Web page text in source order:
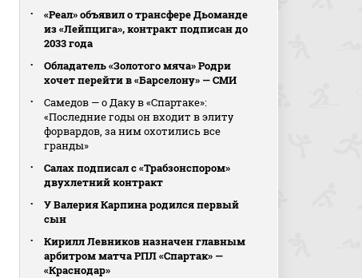
«Реал» объявил о трансфере Дьоманде
из «Лейпцига», контракт подписан до
2033 года
Обладатель «Золотого мяча» Родри
хочет перейти в «Барселону» — СМИ
Самедов — о Даку в «Спартаке»:
«Последние годы он входит в элиту
форвардов, за ним охотились все
гранды»
Салах подписал с «Трабзонспором»
двухлетний контракт
У Валерия Карпина родился первый
сын
Кирилл Левников назначен главным
арбитром матча РПЛ «Спартак» —
«Краснодар»